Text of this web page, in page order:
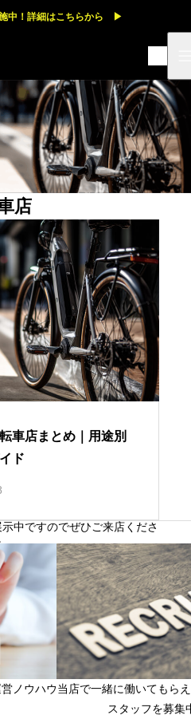
中！詳細はこちらから ▶
店
車店まとめ｜用途別
ド
中ですのでぜひご来店くださ
ノウハウ
店長候補、店舗スタッ
当店で一緒に働いてもら
スタッフを募集